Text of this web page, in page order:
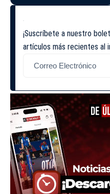
¡Suscríbete a nuestro
artículos más recientes al